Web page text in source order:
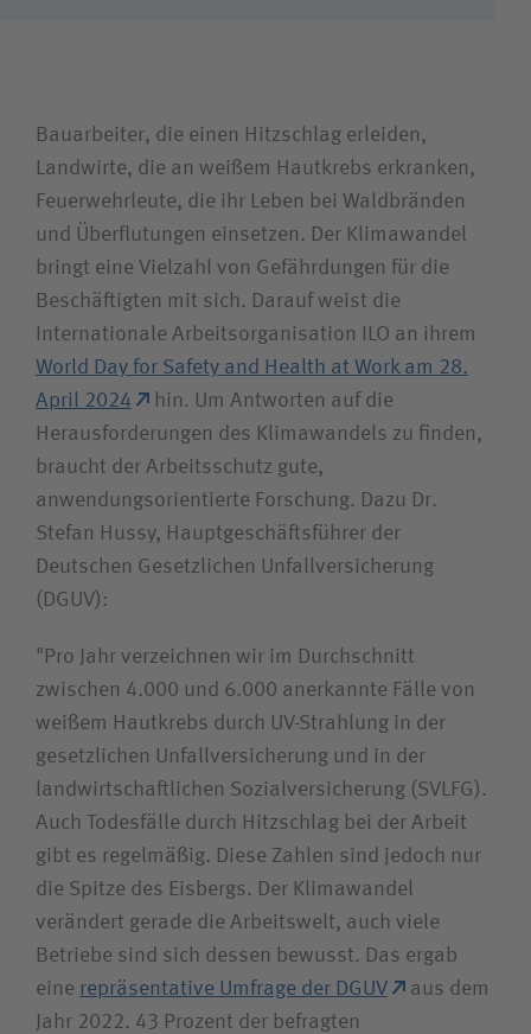
Ich bin
Patientin / Patient
Besucherin / Besucher
Unfallversicherungsträger
Zuweiserin / Zuweiser
Journalistin / Journalist
Bauarbeiter, die einen Hitzschlag erleiden,
Landwirte, die an weißem Hautkrebs erkranken,
Feuerwehrleute, die ihr Leben bei Waldbränden
und Überflutungen einsetzen. Der Klimawandel
bringt eine Vielzahl von Gefährdungen für die
Beschäftigten mit sich. Darauf weist die
Internationale Arbeitsorganisation ILO an ihrem
World Day for Safety and Health at Work am 28.
April 2024
hin. Um Antworten auf die
Herausforderungen des Klimawandels zu finden,
braucht der Arbeitsschutz gute,
anwendungsorientierte Forschung. Dazu Dr.
Stefan Hussy, Hauptgeschäftsführer der
Deutschen Gesetzlichen Unfallversicherung
(DGUV):
"Pro Jahr verzeichnen wir im Durchschnitt
zwischen 4.000 und 6.000 anerkannte Fälle von
weißem Hautkrebs durch UV-Strahlung in der
gesetzlichen Unfallversicherung und in der
landwirtschaftlichen Sozialversicherung (SVLFG).
Auch Todesfälle durch Hitzschlag bei der Arbeit
gibt es regelmäßig. Diese Zahlen sind jedoch nur
die Spitze des Eisbergs. Der Klimawandel
verändert gerade die Arbeitswelt, auch viele
Betriebe sind sich dessen bewusst. Das ergab
eine repräsentative Umfrage der DGUV
aus dem
Jahr 2022. 43 Prozent der befragten